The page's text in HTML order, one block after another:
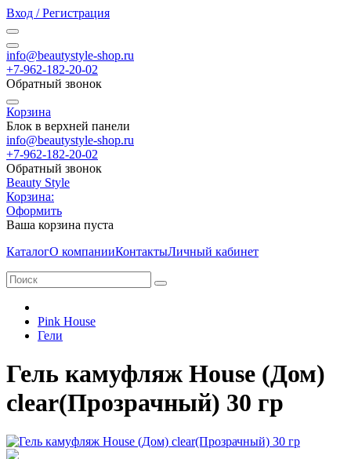
Вход / Регистрация
info@beautystyle-shop.ru
+7-962-182-20-02
Обратный звонок
Корзина
Блок в верхней панели
info@beautystyle-shop.ru
+7-962-182-20-02
Обратный звонок
Beauty Style
Корзина:
Оформить
Ваша корзина пуста
КаталогО компанииКонтактыЛичный кабинет
Pink House
Гели
Гель камуфляж House (Дом)
clear(Прозрачный) 30 гр